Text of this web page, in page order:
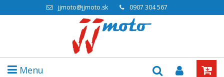
jjmoto@jjmoto.sk 0907 304 567
Menu